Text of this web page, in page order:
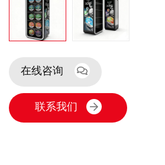
在线咨询
联系我们